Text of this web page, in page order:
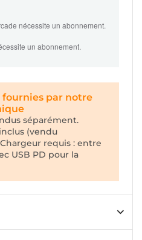
nécessite un abonnement.
un abonnement.
par notre
séparément.
(vendu
requis : entre
USB PD pour la